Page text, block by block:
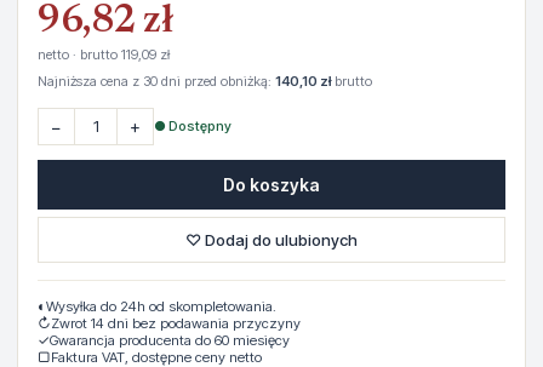
96,82 zł
netto · brutto 119,09 zł
Najniższa cena z 30 dni przed obniżką: 140,10 złbrutto
− + ● Dostępny
Do koszyka
♡ Dodaj do ulubionych
◐ Wysyłka do 24h od skompletowania.
↻Zwrot 14 dni bez podawania przyczyny
✓Gwarancja producenta do 60 miesięcy
▢Faktura VAT, dostępne ceny netto